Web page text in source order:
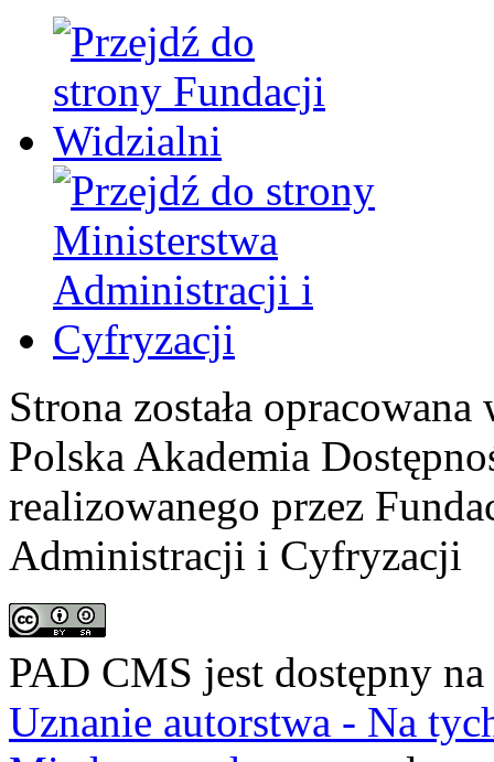
Strona została
Polska Akademia
realizowanego przez
Administracji i Cyfryzacji
PAD CMS jest dostępny na
Uznanie autorstwa - Na